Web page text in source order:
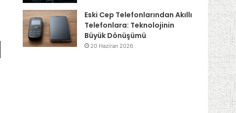
Eski Cep Telefonlarından Akıllı
Telefonlara: Teknolojinin
Büyük Dönüşümü
20 Haziran 2026